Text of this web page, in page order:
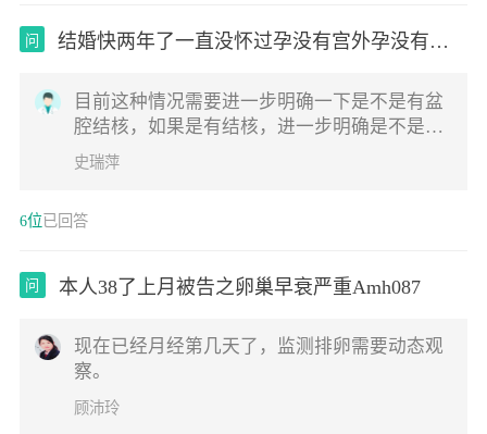
问
结婚快两年了一直没怀过孕没有宫外孕没有流
目前这种情况需要进一步明确一下是不是有盆
腔结核，如果是有结核，进一步明确是不是活
动性的结核，如果是结核要尽快的治疗；排除
了结核的话，治疗盆腔炎对于生育是有帮助的
史瑞萍
6位已回答
问 本人38了上月被告之卵巢早衰严重Amh087
现在已经月经第几天了，监测排卵需要动态观
察。
顾沛玲